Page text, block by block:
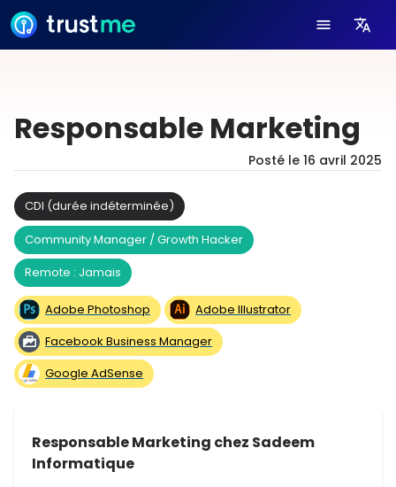
Responsable Marketing
Posté le 16 avril 2025
CDI (durée indéterminée)
Community Manager / Growth Hacker
Remote : Jamais
Adobe Photoshop
Adobe Illustrator
Facebook Business Manager
Google AdSense
Responsable Marketing chez Sadeem
Informatique